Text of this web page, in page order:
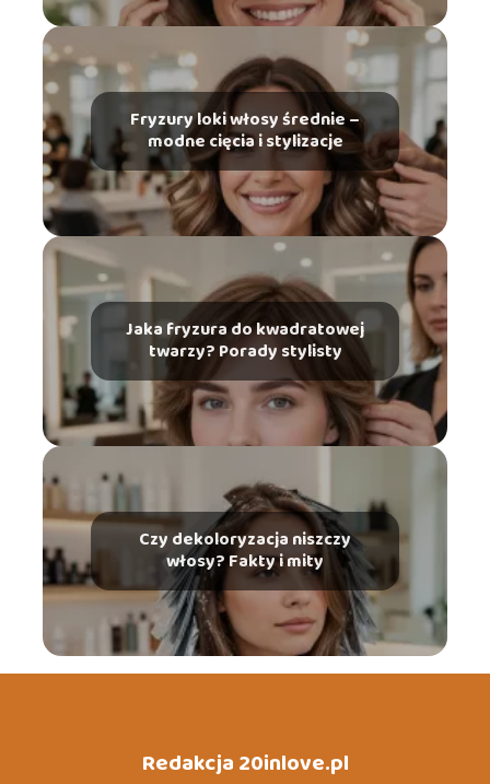
Fryzury loki włosy średnie –
modne cięcia i stylizacje
Jaka fryzura do kwadratowej
twarzy? Porady stylisty
Czy dekoloryzacja niszczy
włosy? Fakty i mity
Redakcja 20inlove.pl